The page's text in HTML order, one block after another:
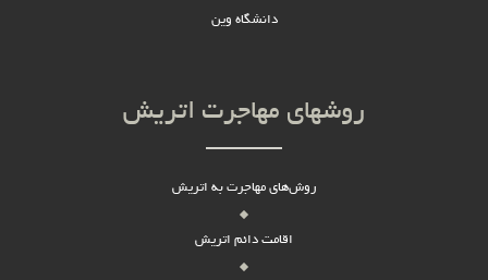
دانشگاه وین
روشهای مهاجرت اتریش
روش‌های مهاجرت به اتریش
اقامت دائم اتریش